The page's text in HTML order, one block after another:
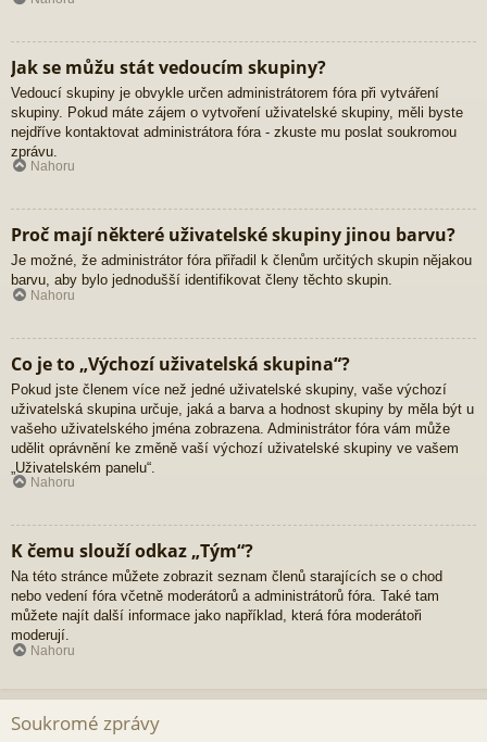
Jak se můžu stát vedoucím skupiny?
Vedoucí skupiny je obvykle určen administrátorem fóra při vytváření
skupiny. Pokud máte zájem o vytvoření uživatelské skupiny, měli byste
nejdříve kontaktovat administrátora fóra - zkuste mu poslat soukromou
zprávu.
Nahoru
Proč mají některé uživatelské skupiny jinou barvu?
Je možné, že administrátor fóra přiřadil k členům určitých skupin nějakou
barvu, aby bylo jednodušší identifikovat členy těchto skupin.
Nahoru
Co je to „Výchozí uživatelská skupina“?
Pokud jste členem více než jedné uživatelské skupiny, vaše výchozí
uživatelská skupina určuje, jaká a barva a hodnost skupiny by měla být u
vašeho uživatelského jména zobrazena. Administrátor fóra vám může
udělit oprávnění ke změně vaší výchozí uživatelské skupiny ve vašem
„Uživatelském panelu“.
Nahoru
K čemu slouží odkaz „Tým“?
Na této stránce můžete zobrazit seznam členů starajících se o chod
nebo vedení fóra včetně moderátorů a administrátorů fóra. Také tam
můžete najít další informace jako například, která fóra moderátoři
moderují.
Nahoru
Soukromé zprávy